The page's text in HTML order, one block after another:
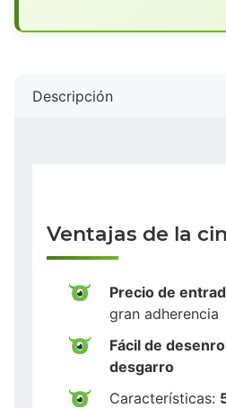
Descripción
Ventajas de la
Precio de
gran adherencia
Fácil de
desgarro
Características: